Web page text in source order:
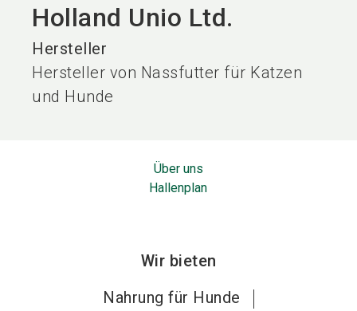
Holland Unio Ltd.
Hersteller
Hersteller von Nassfutter für Katzen
und Hunde
Über uns
Hallenplan
Wir bieten
Nahrung für Hunde